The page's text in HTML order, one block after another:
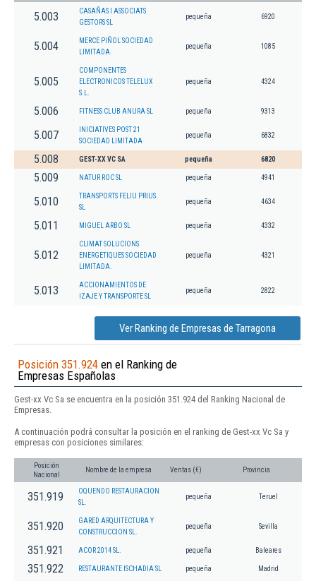
5.003
CASAÑAS I ASSOCIATS
GESTORS SL
pequeña 6920
5.004
MERCE PIÑOL SOCIEDAD
LIMITADA.
pequeña 1085
5.005
COMPONENTES
ELECTRONICOS TELELUX
S.L.
pequeña 4324
5.006 FITNESS CLUB ANURA SL pequeña 9313
5.007
INICIATIVES POST 21
SOCIEDAD LIMITADA
pequeña 6832
5.008 GEST-XX VC SA pequeña 6820
5.009 NATUR ROC SL pequeña 4941
5.010
TRANSPORTS FELIU PRIUS
SL
pequeña 4634
5.011 MIGUEL ARBO SL pequeña 4332
5.012
CLIMAT SOLUCIONS
ENERGETIQUES SOCIEDAD
LIMITADA.
pequeña 4321
5.013
ACCIONAMIENTOS DE
IZAJE Y TRANSPORTE SL
pequeña 2822
Ver Ranking de Empresas de Tarragona
Posición 351.924 en el Ranking de
Empresas Españolas
Gest-xx Vc Sa se encuentra en la posición 351.924 del Ranking Nacional de
Empresas.
A continuación podrá consultar la posición en el ranking de Gest-xx Vc Sa y
empresas con posiciones similares:
Posición
Nacional
Nombre de la empresa Ventas (€) Provincia
351.919
OQUENDO RESTAURACION
SL.
pequeña Teruel
351.920
GARED ARQUITECTURA Y
CONSTRUCCION SL.
pequeña Sevilla
351.921 ACOR 2014 SL. pequeña Baleares
351.922 RESTAURANTE ISCHADIA SL pequeña Madrid